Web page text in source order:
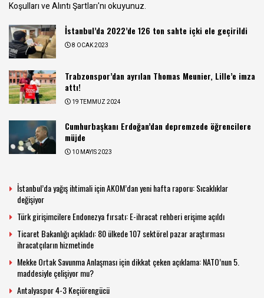
Koşulları ve Alıntı Şartları'nı okuyunuz.
İstanbul’da 2022’de 126 ton sahte içki ele geçirildi
8 OCAK 2023
Trabzonspor’dan ayrılan Thomas Meunier, Lille’e imza
attı!
19 TEMMUZ 2024
Cumhurbaşkanı Erdoğan’dan depremzede öğrencilere
müjde
10 MAYIS 2023
İstanbul’da yağış ihtimali için AKOM’dan yeni hafta raporu: Sıcaklıklar
değişiyor
Türk girişimcilere Endonezya fırsatı: E-ihracat rehberi erişime açıldı
Ticaret Bakanlığı açıkladı: 80 ülkede 107 sektörel pazar araştırması
ihracatçıların hizmetinde
Mekke Ortak Savunma Anlaşması için dikkat çeken açıklama: NATO’nun 5.
maddesiyle çelişiyor mu?
Antalyaspor 4-3 Keçiörengücü